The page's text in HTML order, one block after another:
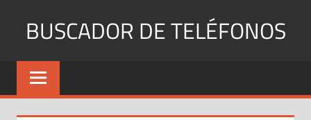
BUSCADOR DE TELÉFONOS
Identifica
Números
y